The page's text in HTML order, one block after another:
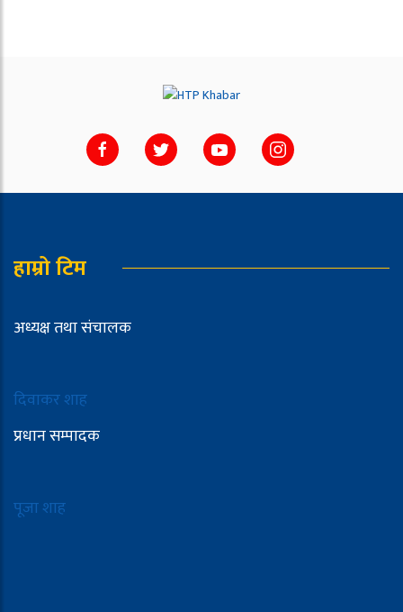
हाम्रो टिम
अध्यक्ष तथा संचालक
दिवाकर शाह
प्रधान सम्पादक
पूजा शाह